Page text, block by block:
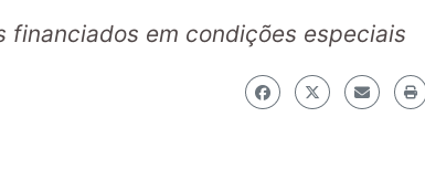
financiados em condições especiais